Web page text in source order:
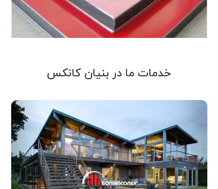
خدمات ما در بنیان کانکس